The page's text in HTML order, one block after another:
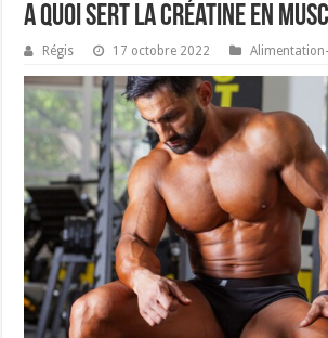
A quoi sert la créatine en
Régis 17 octobre 2022